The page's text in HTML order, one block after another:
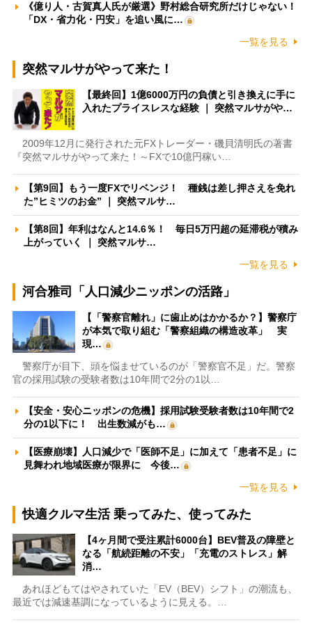
《億り人・古賀真人氏が厳選》野村総合研究所だけじゃない！
「DX・省力化・円安」を追い風に…
一覧を見る
突然マルサがやって来た！
【最終回】1億6000万円の負債と引き換えに手に
入れたプライスレスな経験 ｜ 突然マルサがや…
2009年12月に発行された元FXトレーダー・磯貝清明氏の著書
『突然マルサがやって来た！～FXで10億円稼い…
【第9回】もう一度FXでリベンジ！ 種銭は差し押さえを免れ
た”ヒミツのお金” ｜ 突然マルサ…
【第8回】年利はなんと14.6％！ 毎日5万円超の延滞税が積み
上がっていく ｜ 突然マルサ…
一覧を見る
河合雅司「人口減少ニッポンの活路」
【「警察官離れ」に歯止めはかかるか？】警察庁
が本気で取り組む「警察組織の構造改革」 実
現…
警察庁が目下、頭を悩ませているのが「警察官不足」だ。警察
官の採用試験の受験者数は10年間で2分の1以…
【安全・安心ニッポンの危機】採用試験受験者数は10年間で2
分の1以下に！ 出生数減がも…
【医療崩壊】人口減少で「医師不足」に加えて「患者不足」に
見舞われ地域医療が限界に 今後…
一覧を見る
快適クルマ生活 乗ってみた、使ってみた
【4ヶ月間で受注累計6000台】BEV普及の障壁と
なる「航続距離の不安」「充電のストレス」解
消…
あれほどもてはやされていた「EV（BEV）シフト」の潮流も、
最近では減速基調になっているように見える。…